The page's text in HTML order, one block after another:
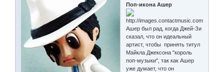
Поп-икона Ашер
Ашер был рад, когда Джей-Зи
сказал, что он идеальный
артист, чтобы принять титул
Майкла Джексона "король
поп-музыки", так как Ашер
уже думает, что он